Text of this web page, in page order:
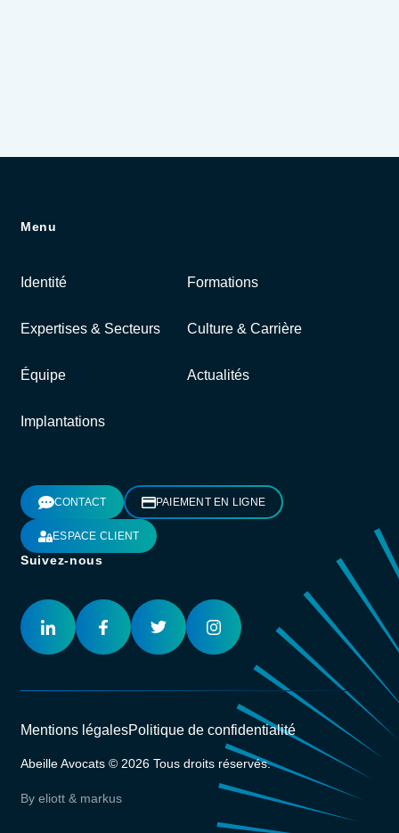
Menu
Identité Formations
Expertises & Secteurs Culture & Carrière
Équipe Actualités
Implantations
CONTACT PAIEMENT EN LIGNE
ESPACE CLIENT
Suivez-nous
Mentions légalesPolitique de confidentialité
Abeille Avocats © 2026 Tous droits réservés.
By eliott & markus